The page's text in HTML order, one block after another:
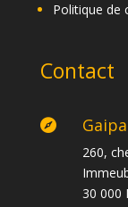
Politique de
Contact

260,
30 000